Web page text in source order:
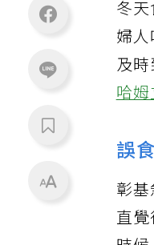
冬
婦
及
哈
誤
彰
直